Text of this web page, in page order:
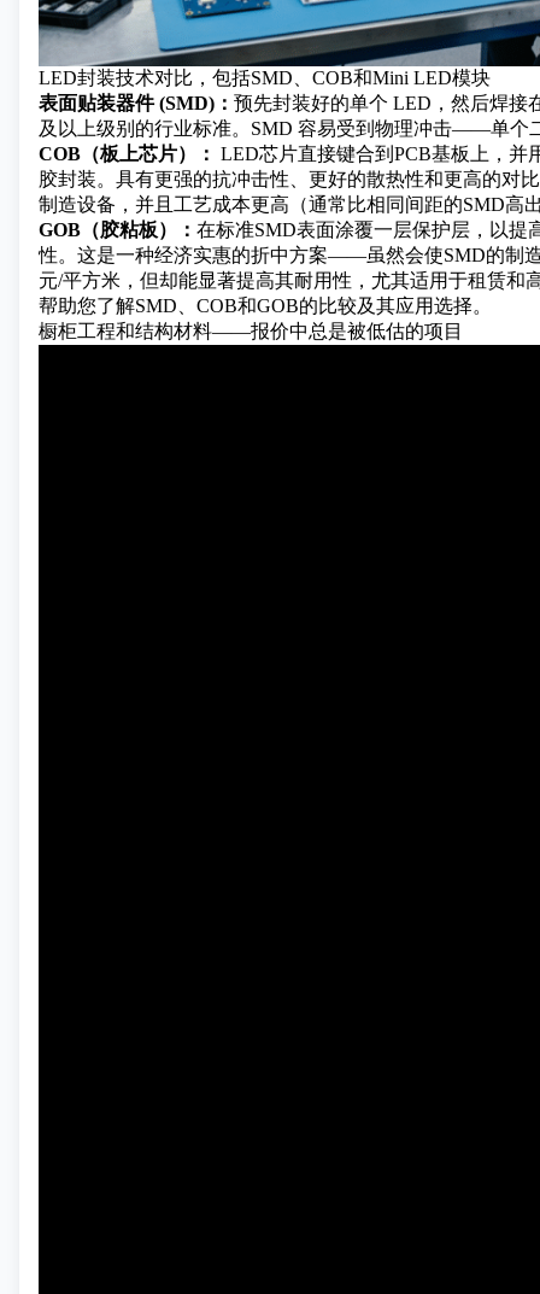
LED封装技术对比，包括SMD、COB和Mini LED模块
表面贴装器件 (SMD)： 预先封装好的单个 LED，然后焊接
及以上级别的行业标准。SMD 容易受到物理冲击——单个
COB（板上芯片）： LED芯片直接键合到PCB基板上，并
胶封装。具有更强的抗冲击性、更好的散热性和更高的
制造设备，并且工艺成本更高（通常比相同间距的SMD高
GOB（胶粘板）： 在标准SMD表面涂覆一层保护层，以提
性。这是一种经济实惠的折中方案——虽然会使SMD的制
元/平方米，但却能显著提高其耐用性，尤其适用于租赁和
帮助您了解SMD、COB和GOB的比较及其应用选择。
橱柜工程和结构材料——报价中总是被低估的项目